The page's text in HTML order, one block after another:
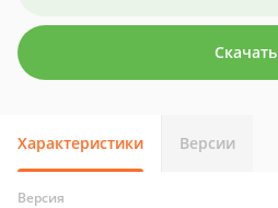
Скачать
Характеристики Версии
Версия